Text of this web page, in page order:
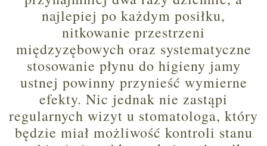
najlepiej po każdym posiłku,
nitkowanie przestrzeni
międzyzębowych oraz systematyczne
stosowanie płynu do higieny jamy
ustnej powinny przynieść wymierne
efekty. Nic jednak nie zastąpi
regularnych wizyt u stomatologa, który
będzie miał możliwość kontroli stanu